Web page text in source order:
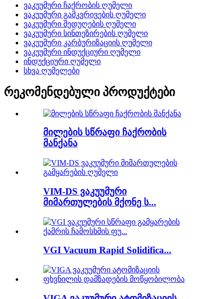
ვაკუუმური ჩაქრობის ღუმელი
ვაკუუმური გამკვრივების ღუმელი
ვაკუუმური შედუღების ღუმელი
ვაკუუმური სინთეზირების ღუმელი
ვაკუუმური კარბურიზაციის ღუმელი
ვაკუუმური ინდუქციური ღუმელი
ინდუქციური ღუმელი
სხვა ღუმელები
რეკომენდებული პროდუქტები
მილების სწრაფი ჩაქრობის
მანქანა
VIM-DS ვაკუუმური
მიმართულების მქონე ს...
VGI Vacuum Rapid Solidifica...